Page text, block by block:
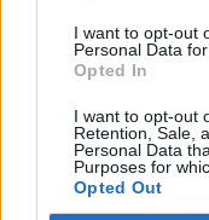
I want to opt-out
Personal Data
Opted In
I want to opt-out
Retention, Sale,
Personal Data
Purposes for
Opted Out
επιχείρησε να
φρανκισμού που
Προς μεγάλη
βασανιστές